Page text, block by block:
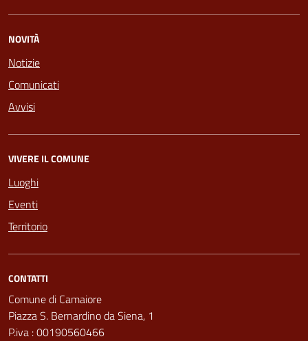
NOVITÀ
Notizie
Comunicati
Avvisi
VIVERE IL COMUNE
Luoghi
Eventi
Territorio
CONTATTI
Comune di Camaiore
Piazza S. Bernardino da Siena, 1
P.iva : 00190560466